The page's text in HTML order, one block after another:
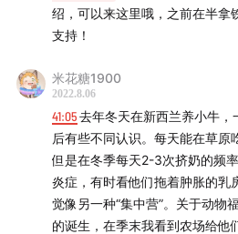
中国近代乳制品高速发展的20年
金三角平衡，同时他提出了一个“
负担”乳制品创新中有哪些被忽略
📢 话不多说，和我们一起听听这
更多的故事，守护自己的奶瓶子！
🕕 时间轴
绍，可以来这里哦，之前在半拿
支持！
米花糖1900
2022.8.06
41:05去年冬天在新西兰养小牛
后有些不同认识。每天能在草原
但是在冬季每天2-3次挤奶的频
炎症，有时看他们拖着肿胀的乳
觉像另一种“集中营”。关于动物
的诞生，在季末我看到农场给他